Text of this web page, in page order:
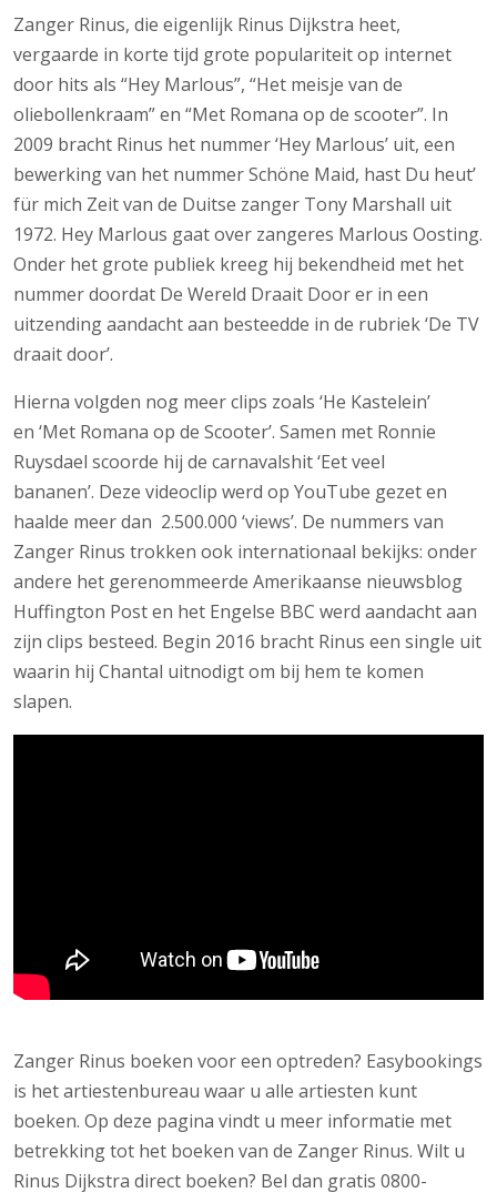
Zanger Rinus, die eigenlijk Rinus Dijkstra heet,
vergaarde in korte tijd grote populariteit op internet
door hits als “Hey Marlous”, “Het meisje van de
oliebollenkraam” en “Met Romana op de scooter”. In
2009 bracht Rinus het nummer ‘Hey Marlous’ uit, een
bewerking van het nummer Schöne Maid, hast Du heut’
für mich Zeit van de Duitse zanger Tony Marshall uit
1972. Hey Marlous gaat over zangeres Marlous Oosting.
Onder het grote publiek kreeg hij bekendheid met het
nummer doordat De Wereld Draait Door er in een
uitzending aandacht aan besteedde in de rubriek ‘De TV
draait door’.
Hierna volgden nog meer clips zoals ‘He Kastelein’
en ‘Met Romana op de Scooter’. Samen met Ronnie
Ruysdael scoorde hij de carnavalshit ‘Eet veel
bananen’. Deze videoclip werd op YouTube gezet en
haalde meer dan 2.500.000 ‘views’. De nummers van
Zanger Rinus trokken ook internationaal bekijks: onder
andere het gerenommeerde Amerikaanse nieuwsblog
Huffington Post en het Engelse BBC werd aandacht aan
zijn clips besteed. Begin 2016 bracht Rinus een single uit
waarin hij Chantal uitnodigt om bij hem te komen
slapen.
Zanger Rinus boeken voor een optreden? Easybookings
is het artiestenbureau waar u alle artiesten kunt
boeken. Op deze pagina vindt u meer informatie met
betrekking tot het boeken van de Zanger Rinus. Wilt u
Rinus Dijkstra direct boeken? Bel dan gratis 0800-